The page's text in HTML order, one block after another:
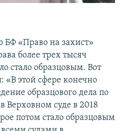
БФ «Право на захист»
более трех тысяч
стало образцовым. Вот
этой сфере конечно
образцового дела по
суде в 2018
потом стало образцовым